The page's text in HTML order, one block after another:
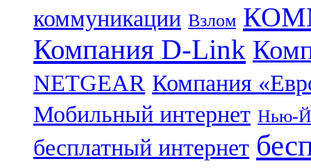
коммуникации Взлом
Компания D-Link
NETGEAR Компания
Мобильный интернет Нью-
бесплатный интернет